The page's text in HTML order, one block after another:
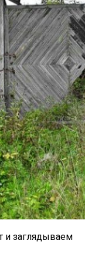
и заглядываем